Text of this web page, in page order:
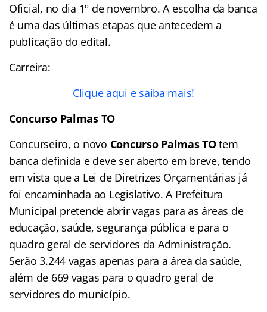
Oficial, no dia 1º de novembro. A escolha da banca
é uma das últimas etapas que antecedem a
publicação do edital.
Carreira:
Clique aqui e saiba mais!
Concurso Palmas TO
Concurseiro, o novo Concurso Palmas TOtem
banca definida e deve ser aberto em breve, tendo
em vista que a Lei de Diretrizes Orçamentárias já
foi encaminhada ao Legislativo. A Prefeitura
Municipal pretende abrir vagas para as áreas de
educação, saúde, segurança pública e para o
quadro geral de servidores da Administração.
Serão 3.244 vagas apenas para a área da saúde,
além de 669 vagas para o quadro geral de
servidores do município.